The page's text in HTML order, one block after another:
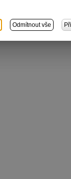
Odmítnout vše